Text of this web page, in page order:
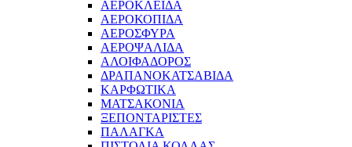
ΑΕΡΟΚΛΕΙΔΑ
ΑΕΡΟΚΟΠΙΔΑ
ΑΕΡΟΣΦΥΡΑ
ΑΕΡΟΨΑΛΙΔΑ
ΑΛΟΙΦΑΔΟΡΟΣ
ΔΡΑΠΑΝΟΚΑΤΣΑΒΙΔΑ
ΚΑΡΦΩΤΙΚΑ
ΜΑΤΣΑΚΟΝΙΑ
ΞΕΠΟΝΤΑΡΙΣΤΕΣ
ΠΑΛΑΓΚΑ